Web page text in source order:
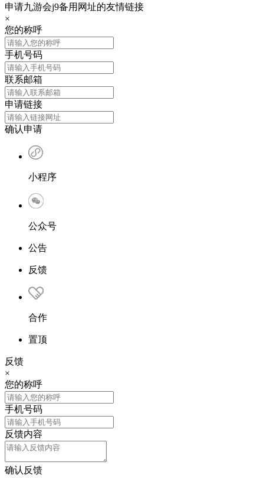
申请九游会j9备用网址的友情链接
×
您的称呼
手机号码
联系邮箱
申请链接
确认申请
小程序
公众号
公告
反馈
合作
置顶
反馈
×
您的称呼
手机号码
反馈内容
确认反馈